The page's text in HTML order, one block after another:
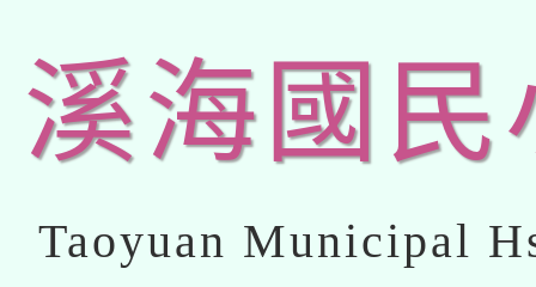
溪海國民
Taoyuan Municipal